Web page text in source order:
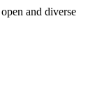
open and diverse